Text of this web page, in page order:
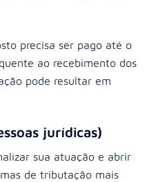
precisa ser pago até o
ao recebimento dos
pode resultar em
jurídicas)
sua atuação e abrir
de tributação mais